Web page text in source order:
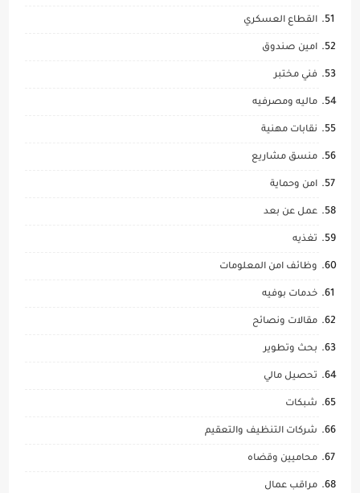
القطاع العسكري
امين صندوق
فني مختبر
ماليه ومصرفيه
نقابات مهنية
منسق مشاريع
امن وحماية
عمل عن بعد
تغذيه
وظائف امن المعلومات
خدمات بوفيه
مقالات ونصائح
بحث وتطوير
تحصيل مالي
شبكات
شركات التنظيف والتعقيم
محاميين وقضاه
مراقب عمال